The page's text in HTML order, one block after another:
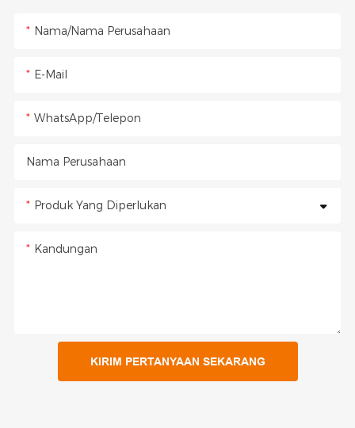
Nama/Nama Perusahaan
E-Mail
WhatsApp/Telepon
Nama Perusahaan
Produk Yang Diperlukan
Kandungan
KIRIM PERTANYAAN SEKARANG